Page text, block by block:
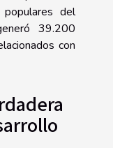
del
39.200
con